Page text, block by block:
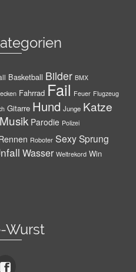
Basketball Bilder BMX
Fahrrad Fail Feuer Flugzeug
Gitarre Hund Junge Katze
Musik Parodie Polizei
Roboter SexySprung
Wasser Weltrekord Win
Wurst